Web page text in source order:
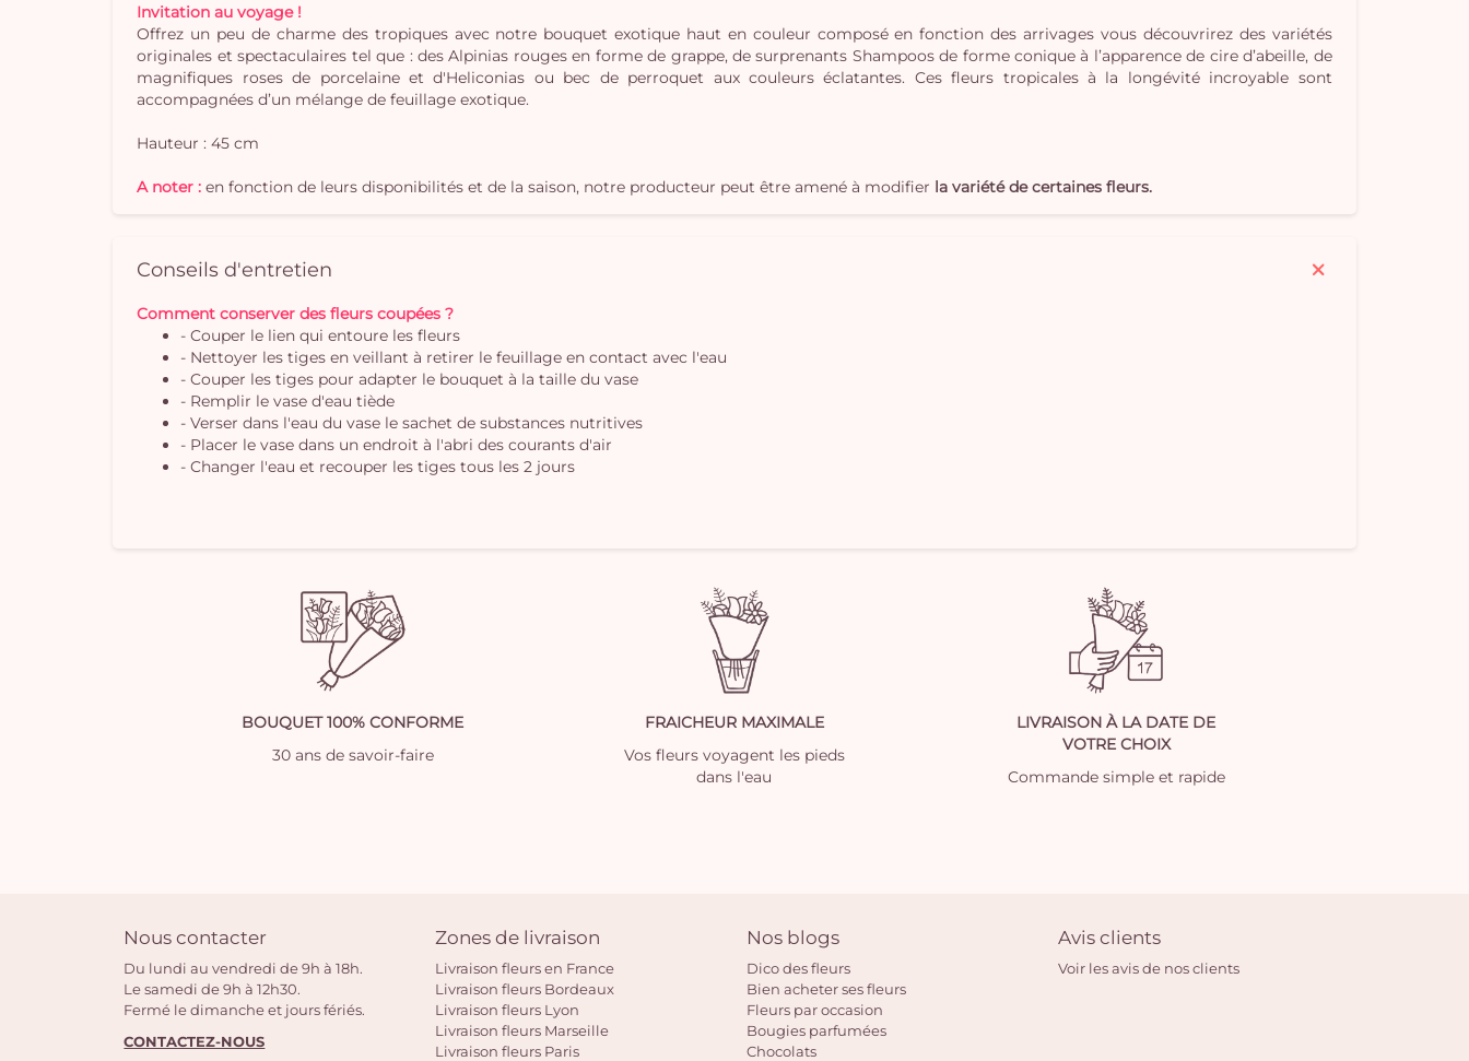
Invitation au voyage !
Offrez un peu de charme des tropiques avec notre bouquet exotique haut en couleur composé en fonction des arrivages vous découvrirez des variétés
originales et spectaculaires tel que : des Alpinias rouges en forme de grappe, de surprenants Shampoos de forme conique à l’apparence de cire d’abeille, de
magnifiques roses de porcelaine et d'Heliconias ou bec de perroquet aux couleurs éclatantes. Ces fleurs tropicales à la longévité incroyable sont
accompagnées d’un mélange de feuillage exotique.
Hauteur : 45 cm
A noter :en fonction de leurs disponibilités et de la saison, notre producteur peut être amené à modifier la variété de certaines fleurs.
Conseils d'entretien
Comment conserver des fleurs coupées ?
- Couper le lien qui entoure les fleurs
- Nettoyer les tiges en veillant à retirer le feuillage en contact avec l'eau
- Couper les tiges pour adapter le bouquet à la taille du vase
- Remplir le vase d'eau tiède
- Verser dans l'eau du vase le sachet de substances nutritives
- Placer le vase dans un endroit à l'abri des courants d'air
- Changer l'eau et recouper les tiges tous les 2 jours
BOUQUET 100% CONFORME
30 ans de savoir-faire
FRAICHEUR MAXIMALE
Vos fleurs voyagent les pieds
dans l'eau
LIVRAISON À LA DATE DE
VOTRE CHOIX
Commande simple et rapide
Nous contacter
Du lundi au vendredi de 9h à 18h.
Le samedi de 9h à 12h30.
Fermé le dimanche et jours fériés.
CONTACTEZ-NOUS
Zones de livraison
Livraison fleurs en France
Livraison fleurs Bordeaux
Livraison fleurs Lyon
Livraison fleurs Marseille
Livraison fleurs Paris
Nos blogs
Dico des fleurs
Bien acheter ses fleurs
Fleurs par occasion
Bougies parfumées
Chocolats
Avis clients
Voir les avis de nos clients